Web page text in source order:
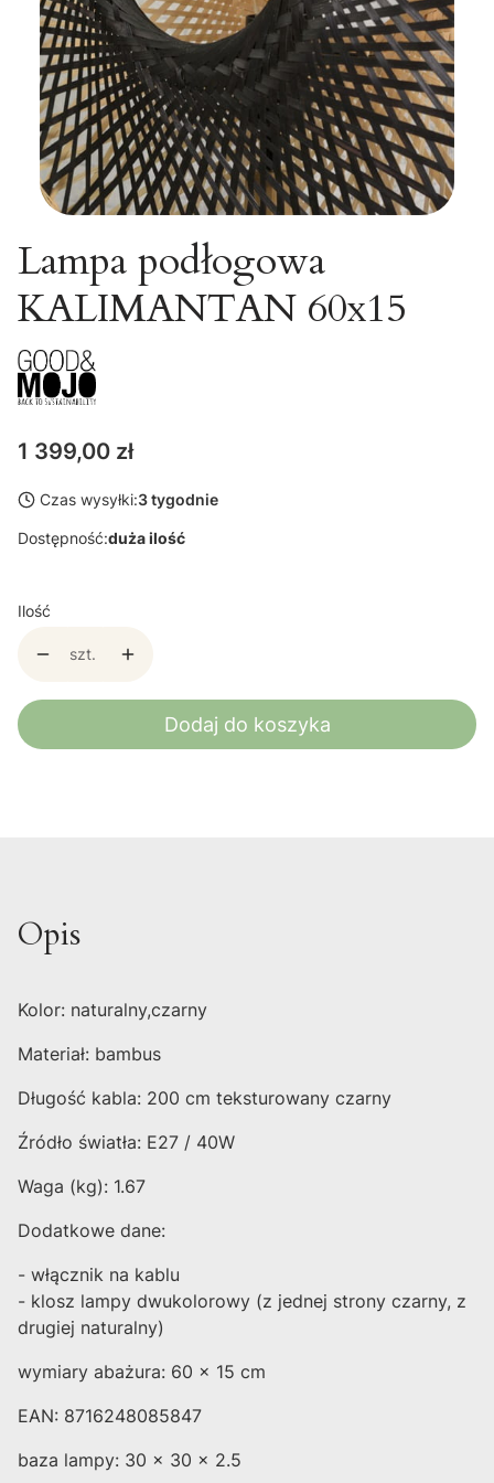
Lampa podłogowa
KALIMANTAN 60x15
Cena
1 399,00 zł
Czas wysyłki:3 tygodnie
Dostępność:duża ilość
Ilość
szt.
Dodaj do koszyka
Opis
Kolor: naturalny,czarny
Materiał: bambus
Długość kabla: 200 cm teksturowany czarny
Źródło światła: E27 / 40W
Waga (kg): 1.67
Dodatkowe dane:
- włącznik na kablu
- klosz lampy dwukolorowy (z jednej strony czarny, z
drugiej naturalny)
wymiary abażura: 60 x 15 cm
EAN: 8716248085847
baza lampy: 30 x 30 x 2.5